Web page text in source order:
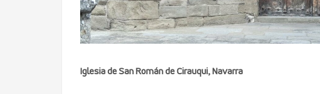
Iglesia de San Román de Cirauqui, Navarra